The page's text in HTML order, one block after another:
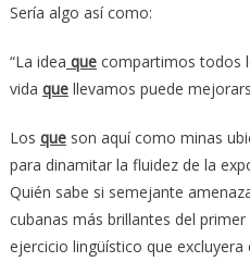
Sería algo así como:
“La idea quecompartimos todos
vida quellevamos puede
Los queson aquí como minas
para dinamitar la fluidez de la
Quién sabe si semejante
cubanas más brillantes del
ejercicio lingüístico que excluyera